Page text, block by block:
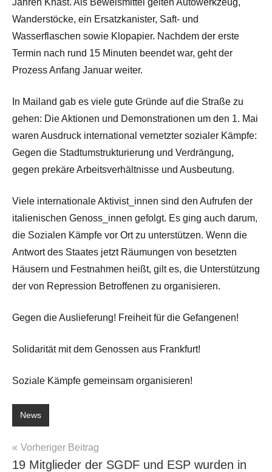
Jahren Knast. Als Beweismittel gelten Autowerkzeug,
Wanderstöcke, ein Ersatzkanister, Saft- und
Wasserflaschen sowie Klopapier. Nachdem der erste
Termin nach rund 15 Minuten beendet war, geht der
Prozess Anfang Januar weiter.
In Mailand gab es viele gute Gründe auf die Straße zu
gehen: Die Aktionen und Demonstrationen um den 1. Mai
waren Ausdruck international vernetzter sozialer Kämpfe:
Gegen die Stadtumstrukturierung und Verdrängung,
gegen prekäre Arbeitsverhältnisse und Ausbeutung.
Viele internationale Aktivist_innen sind den Aufrufen der
italienischen Genoss_innen gefolgt. Es ging auch darum,
die Sozialen Kämpfe vor Ort zu unterstützen. Wenn die
Antwort des Staates jetzt Räumungen von besetzten
Häusern und Festnahmen heißt, gilt es, die Unterstützung
der von Repression Betroffenen zu organisieren.
Gegen die Auslieferung! Freiheit für die Gefangenen!
Solidarität mit dem Genossen aus Frankfurt!
Soziale Kämpfe gemeinsam organisieren!
News
Beitragsnavigation
Vorheriger Beitrag
19 Mitglieder der SGDF und ESP wurden in